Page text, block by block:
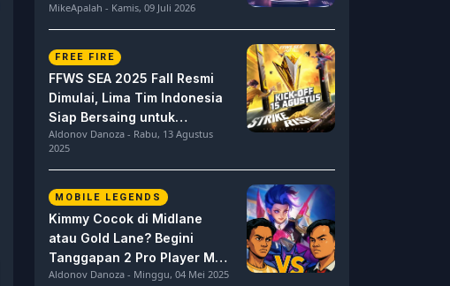
di Dunia
MikeApalah - Kamis, 09 Juli 2026
FREE FIRE
FFWS SEA 2025 Fall Resmi
Dimulai, Lima Tim Indonesia
Siap Bersaing untuk
Dominasi
Aldonov Danoza - Rabu, 13 Agustus
2025
MOBILE LEGENDS
Kimmy Cocok di Midlane
atau Gold Lane? Begini
Tanggapan 2 Pro Player MPL
ID S15 ini
Aldonov Danoza - Minggu, 04 Mei 2025